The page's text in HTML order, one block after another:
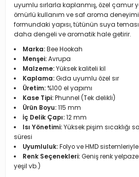
uyumlu sırlarla kaplanmış, özel çamur
ömürlü kullanım ve saf aroma
formundaki yapısı, tütünün suya
daha dengeli ve aromatik hale getirir.
Marka:Bee Hookah
Menşei:Avrupa
Malzeme:Yüksek kaliteli kil
Kaplama:Gıda uyumlu özel sır
Üretim:%100 el yapımı
Kase Tipi:Phunnel (Tek delikli)
Ürün Boyu:115 mm
İç Delik Çapı:12 mm
Isı Yönetimi:Yüksek pişim sıcaklığı
süresi
Uyumluluk:Folyo ve HMD
Renk Seçenekleri:Geniş renk
yeşil vb.)